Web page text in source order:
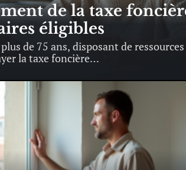
de la taxe
éligibles
de 75 ans, disposant de
la taxe foncière…